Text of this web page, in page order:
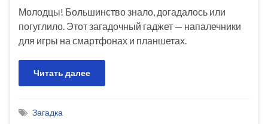
Молодцы! Большинство знало, догадалось или
погуглило. Этот загадочный гаджет — напалечники
для игры на смартфонах и планшетах.
Читать далее
Загадка